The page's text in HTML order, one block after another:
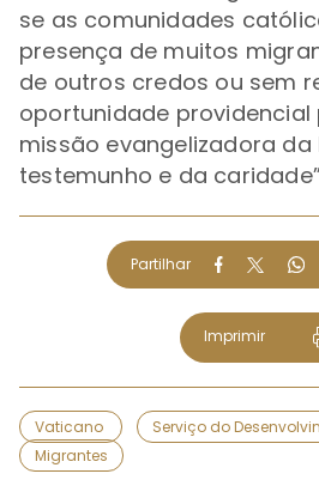
se as comunidades
presença de muitos
de outros credos ou sem
oportunidade
missão evangelizadora
testemunho e da
Partilhar
Imprimir
Vaticano
Serviço do
Migrantes